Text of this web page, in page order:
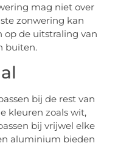
mag niet over
zonwering kan
op de uitstraling van
buiten.
bij de rest van
kleuren zoals wit,
bij vrijwel elke
aluminium bieden